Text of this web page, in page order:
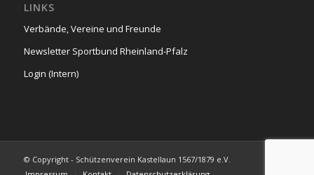
LINKS
Verbände, Vereine und Freunde
Newsletter Sportbund Rheinland-Pfalz
Login (Intern)
© Copyright - Schützenverein Kastellaun 1567/1879 e.V.